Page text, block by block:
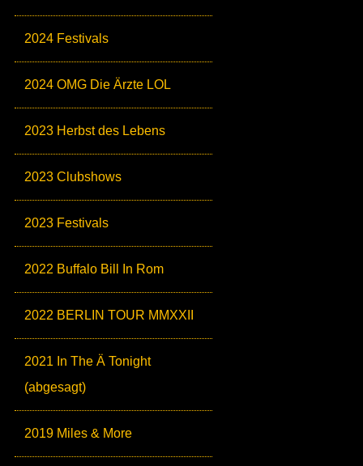
2024 Festivals
2024 OMG Die Ärzte LOL
2023 Herbst des Lebens
2023 Clubshows
2023 Festivals
2022 Buffalo Bill In Rom
2022 BERLIN TOUR MMXXII
2021 In The Ä Tonight
(abgesagt)
2019 Miles & More